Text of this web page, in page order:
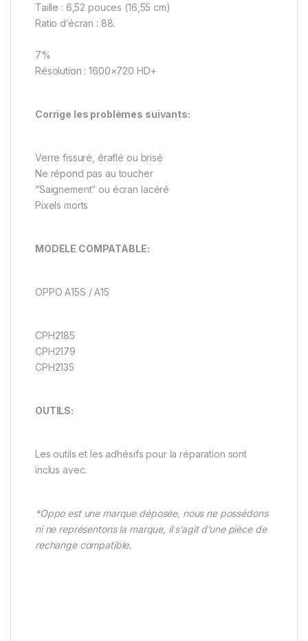
Taille : 6,52 pouces (16,55 cm)
Ratio d’écran : 88.
7%
Résolution : 1600×720 HD+
Corrige les problèmes suivants:
Verre fissuré, éraflé ou brisé
Ne répond pas au toucher
“Saignement” ou écran lacéré
Pixels morts
MODELE COMPATABLE:
OPPO A15S / A15
CPH2185
CPH2179
CPH2135
OUTILS:
Les outils et les adhésifs pour la réparation sont
inclus avec.
*Oppo est une marque déposée, nous ne possédons
ni ne représentons la marque, il s’agit d’une pièce de
rechange compatible.